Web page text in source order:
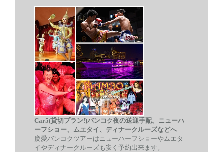
Car5(貸切プラン!)バンコク夜の送迎手配。ニューハ
ーフショー、ムエタイ、ディナークルーズなどへ
慶愛バンコクツアーはニューハーフショーやムエタ
イやディナークルーズも安く予約出来ます。